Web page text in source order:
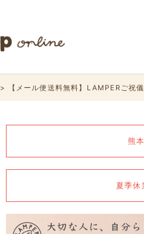
【メール便送料無料】LAMPERご祝
熊
夏季